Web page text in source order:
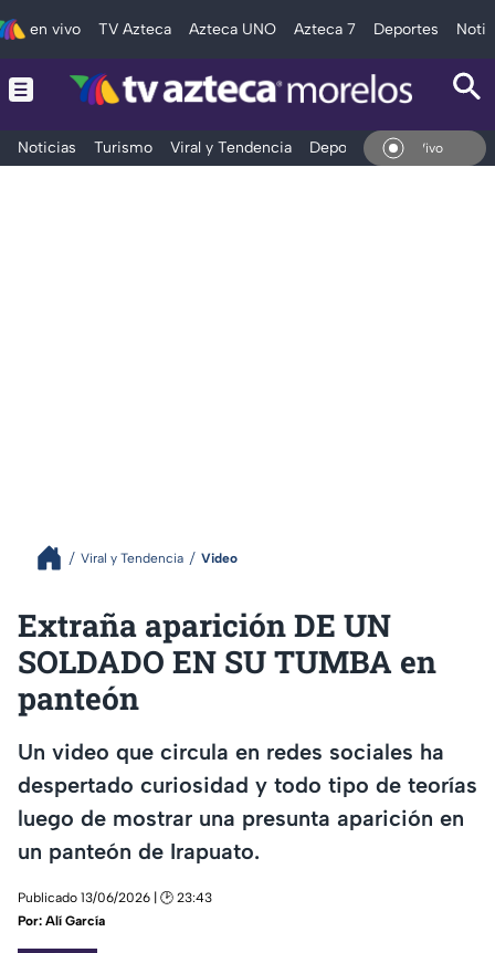
en vivo TV Azteca Azteca UNO Azteca 7 Deportes
Noticias Turismo Viral y Tendencia Deportes Espectáculos
En Vivo
Viral y Tendencia Video
Extraña aparición DE UN
SOLDADO EN SU TUMBA en
panteón
Un video que circula en redes sociales ha
despertado curiosidad y todo tipo de teorías
luego de mostrar una presunta aparición en
un panteón de Irapuato.
Publicado 13/06/2026 | 🕑 23:43
Por: Alí García